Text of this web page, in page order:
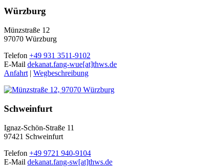
Würzburg
Münzstraße 12
97070 Würzburg
Telefon +49 931 3511-9102
E-Mail dekanat.fang-wue[at]thws.de
Anfahrt | Wegbeschreibung
Schweinfurt
Ignaz-Schön-Straße 11
97421 Schweinfurt
Telefon +49 9721 940-9104
E-Mail dekanat.fang-sw[at]thws.de